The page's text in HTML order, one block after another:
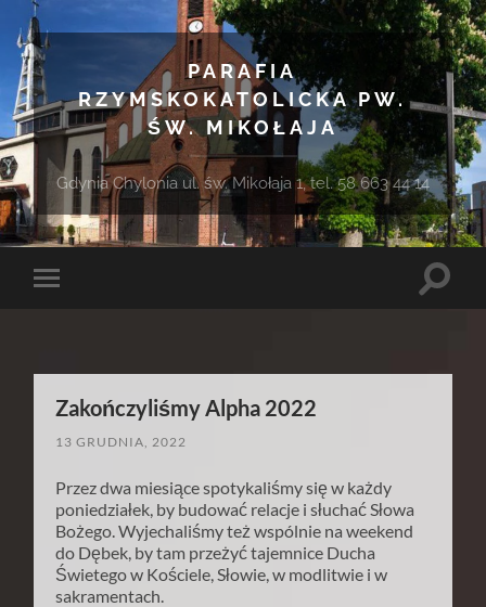
PARAFIA
RZYMSKOKATOLICKA PW.
ŚW. MIKOŁAJA
Gdynia Chylonia ul. św. Mikołaja 1, tel. 58 663 44 14
Toggle
Toggle
Zakończyliśmy Alpha 2022
13 GRUDNIA, 2022
Przez dwa miesiące spotykaliśmy się w każdy
poniedziałek, by budować relacje i słuchać Słowa
Bożego. Wyjechaliśmy też wspólnie na weekend
do Dębek, by tam przeżyć tajemnice Ducha
Świetego w Kościele, Słowie, w modlitwie i w
sakramentach.